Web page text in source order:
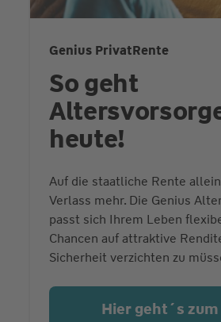
Genius PrivatRente
So geht
heute!
Auf die staatliche Rente
Verlass mehr. Die Genius
passt sich Ihrem Leben
Chancen auf attraktive
Sicherheit verzichten zu
Hier geht´s